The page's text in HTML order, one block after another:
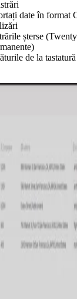
date în format
șterse
de la